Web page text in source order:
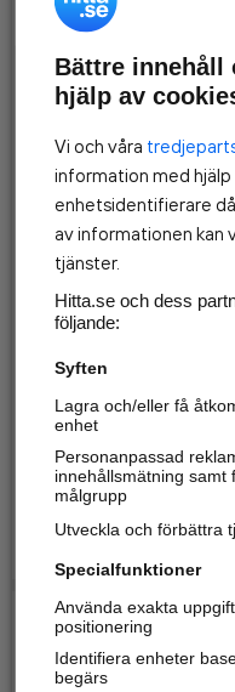
TILLGÅNGAR
Anläggningstillgångar
Omsättningstillgångar
SKULDER, EGET
Eget kapital
Obeskattade reserver
Avsättningar
Långfristiga skulder
Kortfristiga skulder
Skulder och eget
Löner och utdelningar
Bättre innehåll
hjälp av
Vi och våra
information med hjälp
enhetsidentifierare
av informationen kan
tjänster.
Hitta.se och dess
följande:
Syften
Lagra och/eller få
enhet
Personanpassad
innehållsmätning samt
målgrupp
Utveckla och förbättra
Specialfunktioner
Använda exakta
positionering
Identifiera enheter
begärs